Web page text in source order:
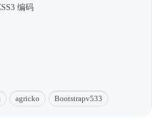
编码
agricko Bootstrapv533